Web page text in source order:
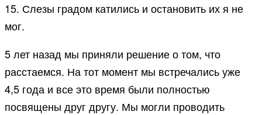
15. Слезы градом катились и остановить их я не
мог.
5 лет назад мы приняли решение о том, что
расстаемся. На тот момент мы встречались уже
4,5 года и все это время были полностью
посвящены друг другу. Мы могли проводить